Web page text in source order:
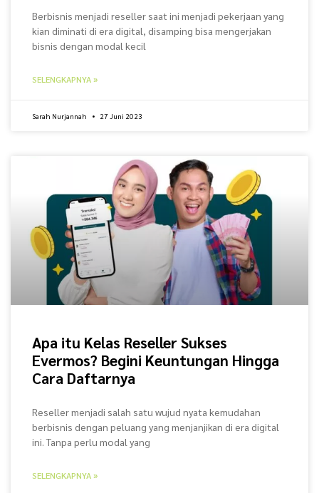
Berbisnis menjadi reseller saat ini menjadi pekerjaan yang
kian diminati di era digital, disamping bisa mengerjakan
bisnis dengan modal kecil
SELENGKAPNYA »
Sarah Nurjannah 27 Juni 2023
Apa itu Kelas Reseller Sukses
Evermos? Begini Keuntungan Hingga
Cara Daftarnya
Reseller menjadi salah satu wujud nyata kemudahan
berbisnis dengan peluang yang menjanjikan di era digital
ini. Tanpa perlu modal yang
SELENGKAPNYA »